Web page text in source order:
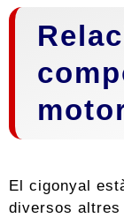
El cigonyal
diversos altres